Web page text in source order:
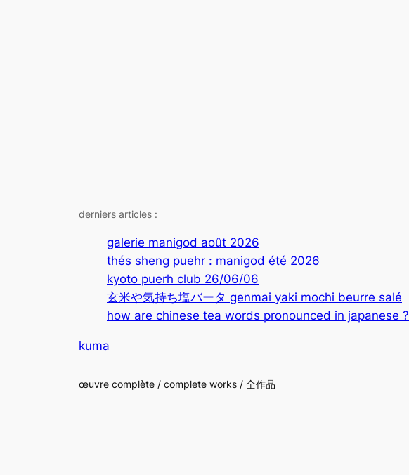
derniers articles :
galerie manigod août 2026
thés sheng puehr : manigod été 2026
kyoto puerh club 26/06/06
玄米や気持ち塩バータ genmai yaki mochi beurre salé
how are chinese tea words pronounced in japanese ?
kuma
œuvre complète / complete works / 全作品